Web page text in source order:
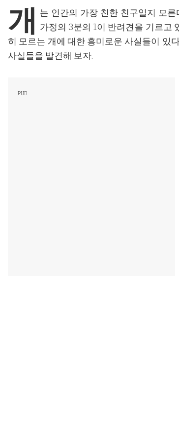
개 는 인간의 가장 친한 친구일지 모
가정의 3분의 1이 반려견을 기르고
히 모르는 개에 대한 흥미로운 사실들이 있
사실들을 발견해 보자.